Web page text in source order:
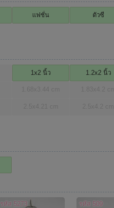
แฟชั่น ตัวซี
1x2 นิ้ว 1.2x2 นิ้ว
รหัส 5273 รหัส 509